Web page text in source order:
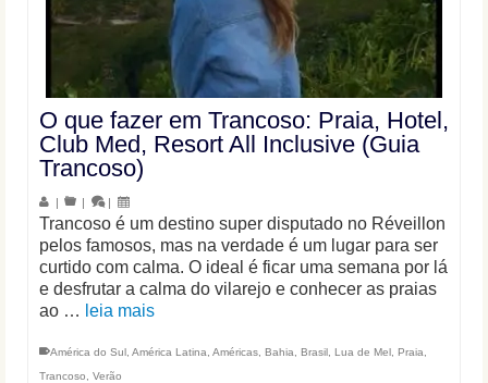
O que fazer em Trancoso: Praia, Hotel,
Club Med, Resort All Inclusive (Guia
Trancoso)
| | |
Trancoso é um destino super disputado no Réveillon
pelos famosos, mas na verdade é um lugar para ser
curtido com calma. O ideal é ficar uma semana por lá
e desfrutar a calma do vilarejo e conhecer as praias
ao … leia mais
América do Sul América Latina Américas Bahia Brasil Lua de Mel Praia
Trancoso
Verão